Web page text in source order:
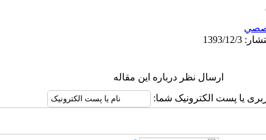
ارسال نظر درباره این مقاله
یا پست الکترونیک شما: